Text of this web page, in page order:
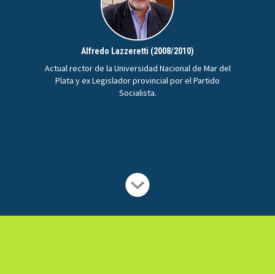
Alfredo Lazzeretti (2008/2010)
Actual rector de la Universidad Nacional de Mar del
Plata y ex Legislador provincial por el Partido
Socialista.